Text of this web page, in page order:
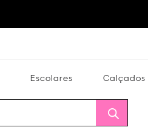
Escolares Calçados